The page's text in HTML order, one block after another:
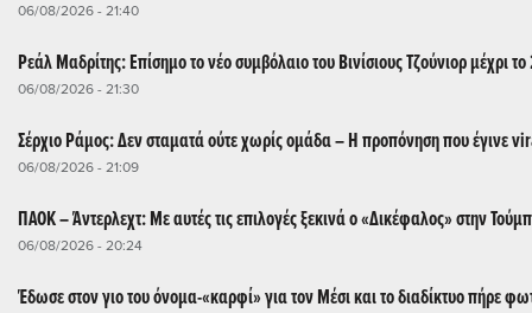
06/08/2026 - 21:40
Ρεάλ Μαδρίτης: Επίσημο το νέο συμβόλαιο του Βινίσιους Τζούνιορ μέχρι
06/08/2026 - 21:30
Σέρχιο Ράμος: Δεν σταματά ούτε χωρίς ομάδα – Η προπόνηση που έγινε
06/08/2026 - 21:09
ΠΑΟΚ – Άντερλεχτ: Με αυτές τις επιλογές ξεκινά ο «Δικέφαλος» στην
06/08/2026 - 20:24
Έδωσε στον γιο του όνομα-«καρφί» για τον Μέσι και το διαδίκτυο πήρε